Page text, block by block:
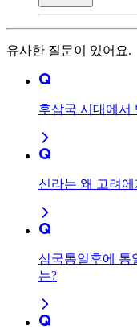
유사한 질문이 있어요.
후삼국 시대에서
신라는 왜 고려
삼국통일후에 통
는?